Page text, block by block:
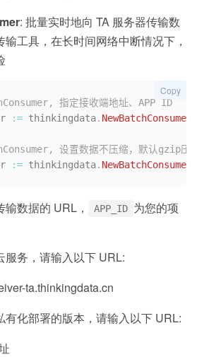
: 批量实时地向 TA 服务器传输数
工具， 在长时间网络中断情况下，
指定接收端地址、APP ID
:= thinkingdata. NewBatchConsumer
设置数据不压缩，默认gzip压缩
:= thinkingdata.
Copy
输数据的 URL， APP_ID 为您的项
服务，请输入以下 URL:
ta.thinkingdata.cn
有化部署的版本，请输入以下 URL: